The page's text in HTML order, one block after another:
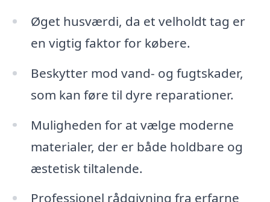
Øget husværdi, da et velholdt tag er
en vigtig faktor for købere.
Beskytter mod vand- og fugtskader,
som kan føre til dyre reparationer.
Muligheden for at vælge moderne
materialer, der er både holdbare og
æstetisk tiltalende.
Professionel rådgivning fra erfarne